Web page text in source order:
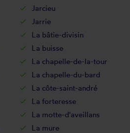
Jarcieu
Jarrie
La bâtie-divisin
La buisse
La chapelle-de-la-tour
La chapelle-du-bard
La côte-saint-andré
La forteresse
La motte-d'aveillans
La mure